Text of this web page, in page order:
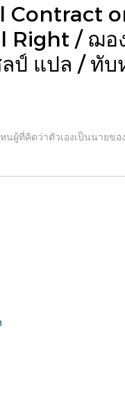
Contract
Right / ฌอ
ป์ แปล / ทับ
นผู้ที่คิดว่าตัวเองเป็นนายข